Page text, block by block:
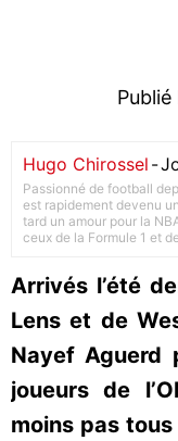
Publié
Hugo Chirossel -
Passionné de football
est rapidement devenu
tard un amour pour la
ceux de la Formule 1 et
Arrivés l’été
Lens et de
Nayef Aguerd
joueurs de
moins pas